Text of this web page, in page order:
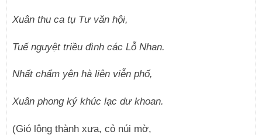
Xuân thu ca tụ Tư văn hội,
Tuế nguyệt triều đình các Lỗ Nhan.
Nhất chẩm yên hà liên viễn phố,
Xuân phong ký khúc lạc dư khoan.
(Gió lộng thành xưa, cỏ núi mờ,